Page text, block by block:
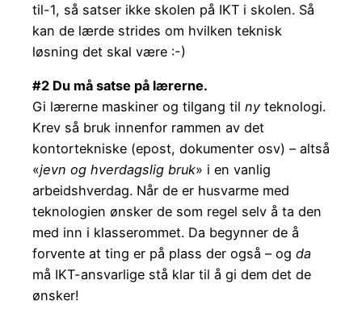
til-1, så satser ikke skolen på IKT i skolen. Så
kan de lærde strides om hvilken teknisk
løsning det skal være :-)
#2 Du må satse på lærerne.
Gi lærerne maskiner og tilgang til ny teknologi.
Krev så bruk innenfor rammen av det
kontortekniske (epost, dokumenter osv) – altså
«jevn og hverdagslig bruk» i en vanlig
arbeidshverdag. Når de er husvarme med
teknologien ønsker de som regel selv å ta den
med inn i klasserommet. Da begynner de å
forvente at ting er på plass der også – og da
må IKT-ansvarlige stå klar til å gi dem det de
ønsker!